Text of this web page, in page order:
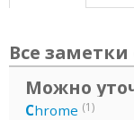
Все заметки
Можно
Chrome (1)